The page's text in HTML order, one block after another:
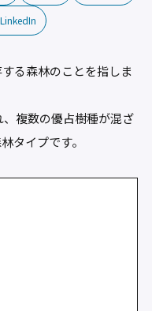
LinkedIn
る森林のことを指しま
複数の優占樹種が混ざ
タイプです。